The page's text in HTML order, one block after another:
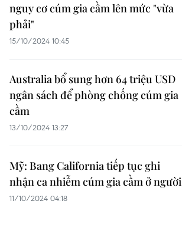
nguy cơ cúm gia cầm lên mức "vừa
phải"
15/10/2024 10:45
Australia bổ sung hơn 64 triệu USD
ngân sách để phòng chống cúm gia
cầm
13/10/2024 13:27
Mỹ: Bang California tiếp tục ghi
nhận ca nhiễm cúm gia cầm ở người
11/10/2024 04:18